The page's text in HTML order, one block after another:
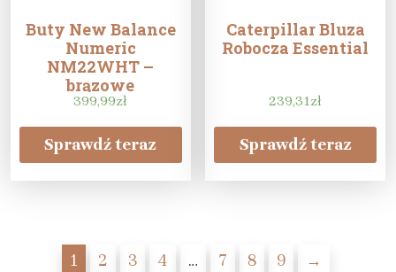
Buty New Balance
Numeric
NM22WHT –
brązowe
399,99zł
Sprawdź teraz
Caterpillar Bluza
Robocza Essential
239,31zł
Sprawdź teraz
1 2 3 4 … 7 8 9 →